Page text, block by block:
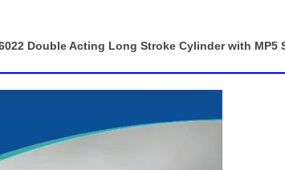
Double Acting Long Stroke Cylinder with MP5